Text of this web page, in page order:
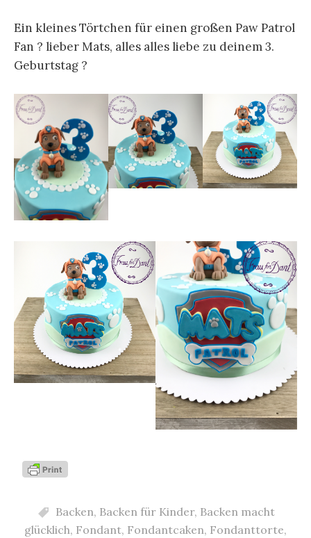
Ein kleines Törtchen für einen großen Paw Patrol
Fan ? lieber Mats, alles alles liebe zu deinem 3.
Geburtstag ?
Backen, Backen für Kinder, Backen macht
glücklich, Fondant, Fondantcaken, Fondanttorte,